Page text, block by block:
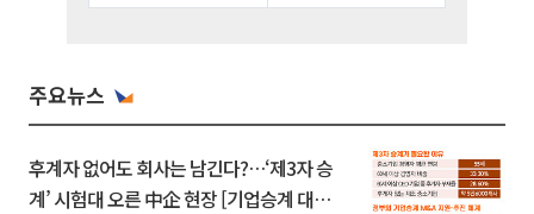
주요뉴스
후계자 없어도 회사는 남긴다?…‘제3자 승
계’ 시험대 오른 中企 현장 [기업승계 대전